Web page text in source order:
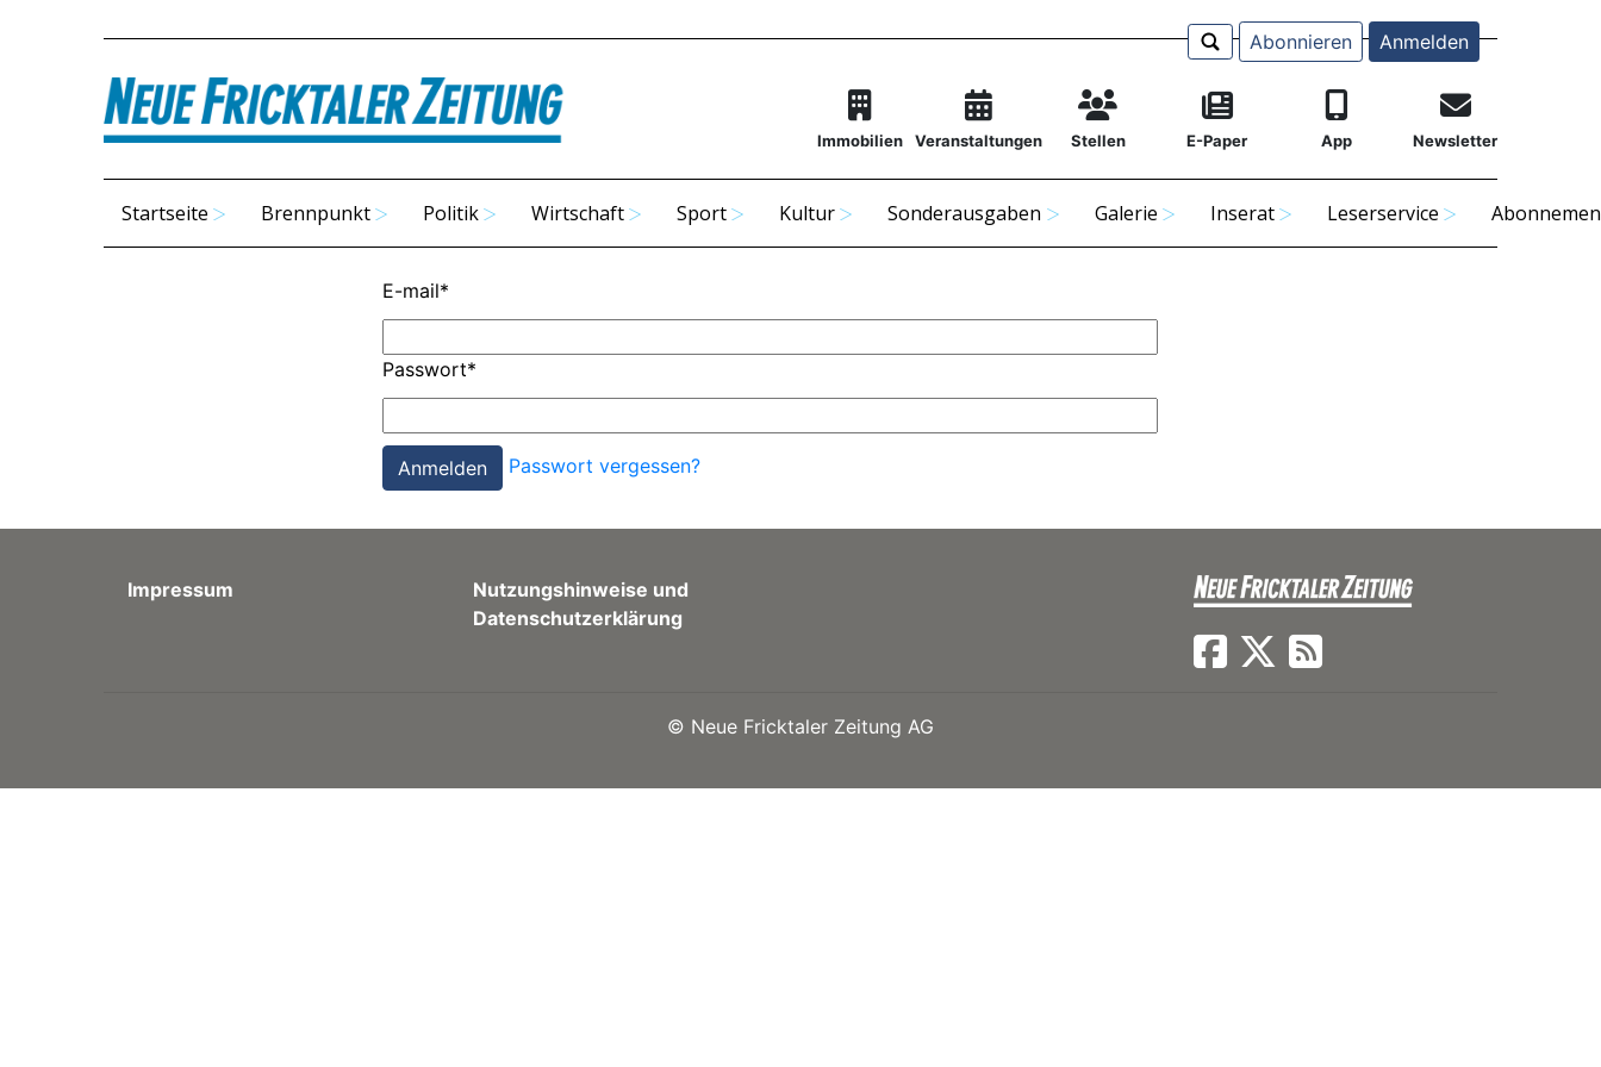
Abonnieren Anmelden
Immobilien Veranstaltungen Stellen E-Paper App Newsletter
Startseite Brennpunkt Politik Wirtschaft Sport Kultur Sonderausgaben Galerie Inserat Leserservice
E-mail*
Passwort*
Passwort vergessen?
Impressum
Nutzungshinweise und
Datenschutzerklärung
© Neue Fricktaler Zeitung AG